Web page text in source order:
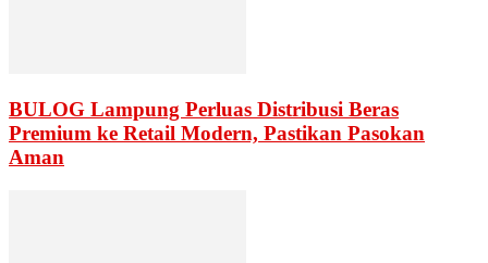
BULOG Lampung Perluas Distribusi Beras
Premium ke Retail Modern, Pastikan Pasokan
Aman